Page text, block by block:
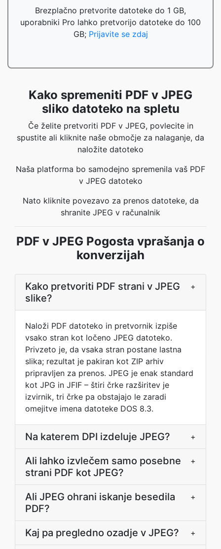
Brezplačno pretvorite datoteke do 1 GB,
uporabniki Pro lahko pretvorijo datoteke do 100
GB; Prijavite se zdaj
Kako spremeniti PDF v JPEG
sliko datoteko na spletu
Če želite pretvoriti PDF v JPEG, povlecite in
spustite ali kliknite naše območje za nalaganje, da
naložite datoteko
Naša platforma bo samodejno spremenila vaš PDF
v JPEG datoteko
Nato kliknite povezavo za prenos datoteke, da
shranite JPEG v računalnik
PDF v JPEG Pogosta vprašanja o
konverzijah
Kako pretvoriti PDF strani v JPEG
slike?
+
Naloži PDF datoteko in pretvornik izpiše
vsako stran kot ločeno JPEG datoteko.
Privzeto je, da vsaka stran postane lastna
slika; rezultat je pakiran kot ZIP arhiv
pripravljen za prenos. JPEG je enak standard
kot JPG in JFIF – štiri črke razširitev je
izvirnik, tri črke pa obstajajo le zaradi
omejitve imena datoteke DOS 8.3.
Na katerem DPI izdeluje JPEG? +
Ali lahko izvlečem samo posebne
strani PDF kot JPEG?
+
Ali JPEG ohrani iskanje besedila
PDF?
+
Kaj pa pregledno ozadje v JPEG? +